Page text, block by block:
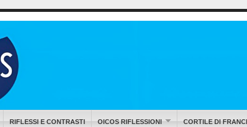
RIFLESSI E CONTRASTI OICOS RIFLESSIONI CORTILE DI